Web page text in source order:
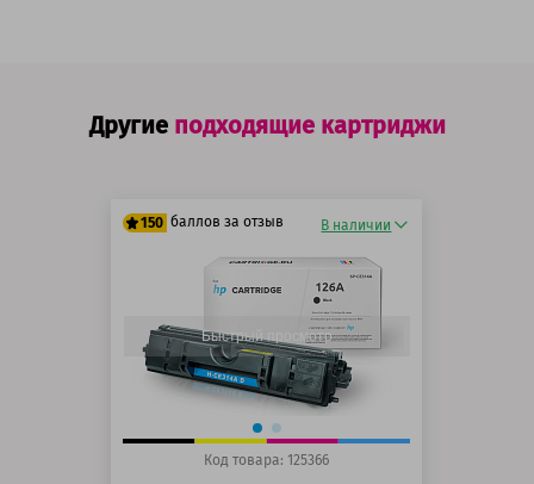
Другие подходящие картриджи
150 баллов за отзыв
125 баллов
В наличии
Быстрый просмотр
Код товара: 125366